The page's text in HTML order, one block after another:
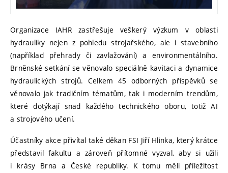
Organizace IAHR zastřešuje veškerý výzkum v oblasti
hydrauliky nejen z pohledu strojařského, ale i stavebního
(například přehrady či zavlažování) a environmentálního.
Brněnské setkání se věnovalo speciálně kavitaci a dynamice
hydraulických strojů. Celkem 45 odborných příspěvků se
věnovalo jak tradičním tématům, tak i moderním trendům,
které dotýkají snad každého technického oboru, totiž AI
a strojového učení.
Účastníky akce přivítal také děkan FSI Jiří Hlinka, který krátce
představil fakultu a zároveň přítomné vyzval, aby si užili
i krásy Brna a České republiky. K tomu měli příležitost